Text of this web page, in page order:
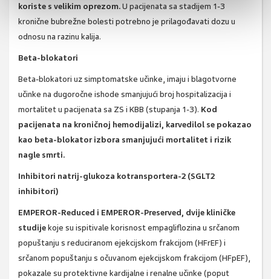
koriste s velikim oprezom.U pacijenata sa stadijem 1-3
kronične bubrežne bolesti potrebno je prilagođavati dozu u
odnosu na razinu kalija.
Beta-blokatori
Beta-blokatori uz simptomatske učinke, imaju i blagotvorne
učinke na dugoročne ishode smanjujući broj hospitalizacija i
mortalitet u pacijenata sa ZS i KBB (stupanja 1-3). Kod
pacijenata na kroničnoj hemodijalizi, karvedilol se pokazao
kao beta-blokator izbora smanjujući mortalitet i rizik
nagle smrti.
Inhibitori natrij-glukoza kotransportera-2 (SGLT2
inhibitori)
EMPEROR-Reduced i EMPEROR-Preserved, dvije kliničke
studijekoje su ispitivale korisnost empagliflozina u srčanom
popuštanju s reduciranom ejekcijskom frakcijom (HFrEF) i
srčanom popuštanju s očuvanom ejekcijskom frakcijom (HFpEF),
pokazale su protektivne kardijalne i renalne učinke (poput